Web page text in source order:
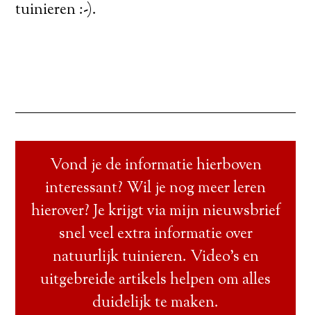
tuinieren :-).
Vond je de informatie hierboven
interessant? Wil je nog meer leren
hierover? Je krijgt via mijn nieuwsbrief
snel veel extra informatie over
natuurlijk tuinieren. Video’s en
uitgebreide artikels helpen om alles
duidelijk te maken.